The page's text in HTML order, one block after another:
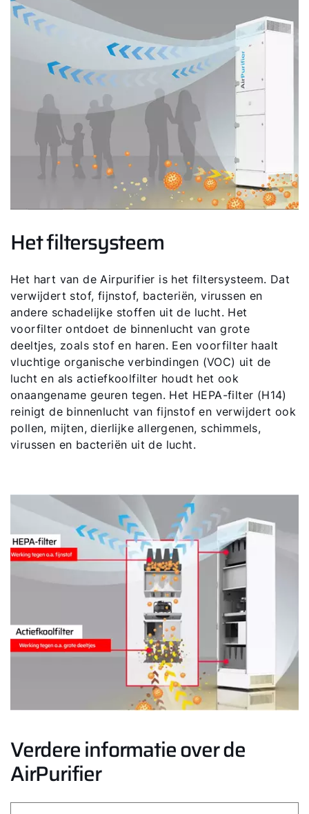
Het filtersysteem
Het hart van de Airpurifier is het filtersysteem. Dat
verwijdert stof, fijnstof, bacteriën, virussen en
andere schadelijke stoffen uit de lucht. Het
voorfilter ontdoet de binnenlucht van grote
deeltjes, zoals stof en haren. Een voorfilter haalt
vluchtige organische verbindingen (VOC) uit de
lucht en als actiefkoolfilter houdt het ook
onaangename geuren tegen. Het HEPA-filter (H14)
reinigt de binnenlucht van fijnstof en verwijdert ook
pollen, mijten, dierlijke allergenen, schimmels,
virussen en bacteriën uit de lucht.
Verdere informatie over de
AirPurifier